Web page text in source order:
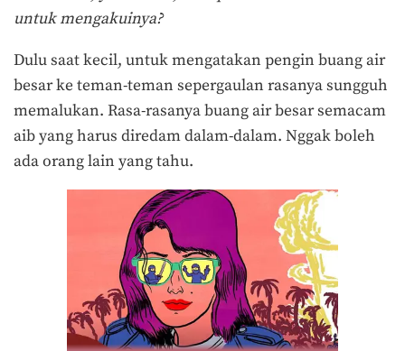
untuk mengakuinya?
Dulu saat kecil, untuk mengatakan pengin buang air
besar ke teman-teman sepergaulan rasanya sungguh
memalukan. Rasa-rasanya buang air besar semacam
aib yang harus diredam dalam-dalam. Nggak boleh
ada orang lain yang tahu.